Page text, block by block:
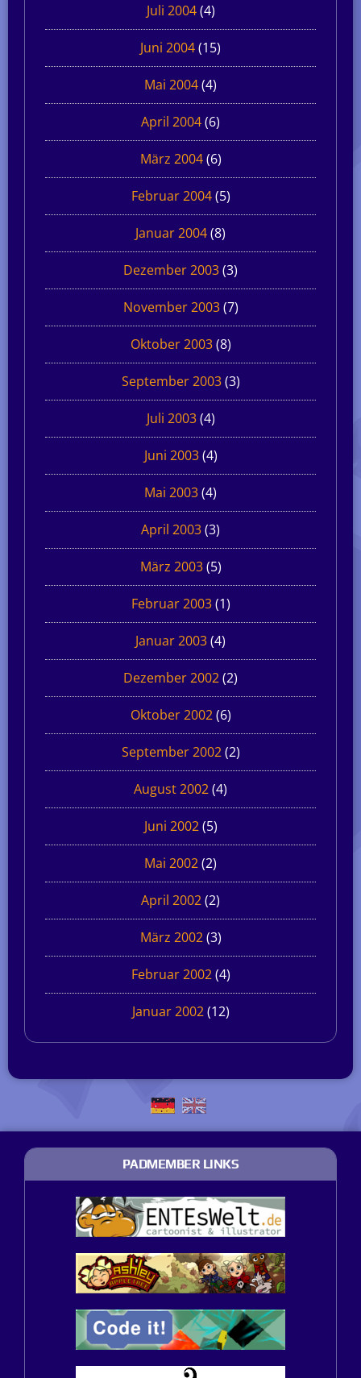
Juli 2004(4)
Juni 2004(15)
Mai 2004(4)
April 2004(6)
März 2004(6)
Februar 2004(5)
Januar 2004(8)
Dezember 2003(3)
November 2003(7)
Oktober 2003(8)
September 2003(3)
Juli 2003(4)
Juni 2003(4)
Mai 2003(4)
April 2003(3)
März 2003(5)
Februar 2003(1)
Januar 2003(4)
Dezember 2002(2)
Oktober 2002(6)
September 2002(2)
August 2002(4)
Juni 2002(5)
Mai 2002(2)
April 2002(2)
März 2002(3)
Februar 2002(4)
Januar 2002(12)
PADMEMBER LINKS